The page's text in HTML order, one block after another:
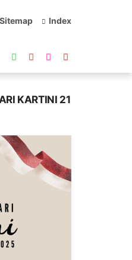
Sitemap Index
KARTINI 21